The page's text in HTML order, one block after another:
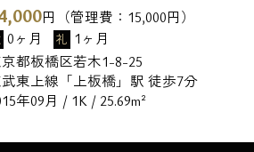
円（管理費： 15,000円）
0ヶ月 礼 1ヶ月
都板橋区若木1-8-25
東上線「上板橋」駅 徒歩7分
年09月 / 1K / 25.69m²